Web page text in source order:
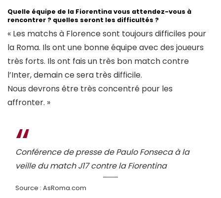
Quelle équipe de la Fiorentina vous attendez-vous à
rencontrer ? quelles seront les difficultés ?
« Les matchs à Florence sont toujours difficiles pour
la Roma. Ils ont une bonne équipe avec des joueurs
très forts. Ils ont fais un très bon match contre
l’Inter, demain ce sera très difficile.
Nous devrons être très concentré pour les
affronter. »
Conférence de presse de Paulo Fonseca à la
veille du match J17 contre la Fiorentina
Source : AsRoma.com